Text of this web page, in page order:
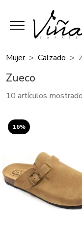
Mujer Calzado
Zueco
10 artículos
16%